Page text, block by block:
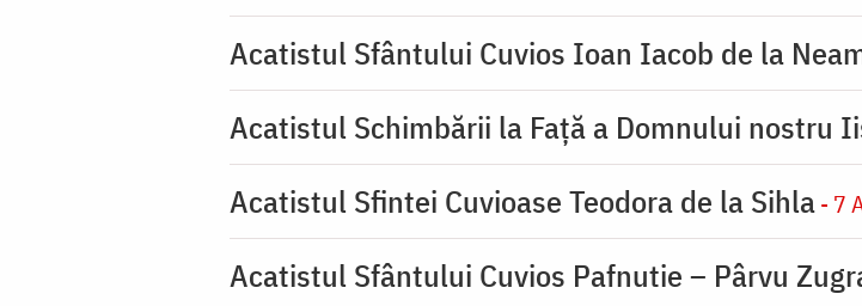
Acatistul Sfântului Cuvios Ioan Iacob de la
Acatistul Schimbării la Faţă a Domnului nostru
Acatistul Sfintei Cuvioase Teodora de la Sihla- 7
Acatistul Sfântului Cuvios Pafnutie – Pârvu